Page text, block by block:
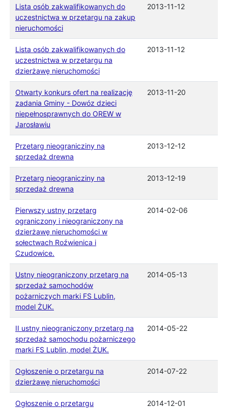
Lista osób zakwalifikowanych do
uczestnictwa w przetargu na zakup
nieruchomości
2013-11-12
Lista osób zakwalifikowanych do
uczestnictwa w przetargu na
dzierżawę nieruchomości
2013-11-12
Otwarty konkurs ofert na realizację
zadania Gminy - Dowóz dzieci
niepełnosprawnych do OREW w
Jarosławiu
2013-11-20
Przetarg nieogranicziny na
sprzedaż drewna
2013-12-12
Przetarg nieogranicziny na
sprzedaż drewna
2013-12-19
Pierwszy ustny przetarg
ograniczony i nieograniczony na
dzierżawę nieruchomości w
sołectwach Roźwienica i
Czudowice.
2014-02-06
Ustny nieograniczony przetarg na
sprzedaż samochodów
pożarniczych marki FS Lublin,
model ŻUK.
2014-05-13
II ustny nieograniczony przetarg na
sprzedaż samochodu pożarniczego
marki FS Lublin, model ŻUK.
2014-05-22
Ogłoszenie o przetargu na
dzierżawę nieruchomości
2014-07-22
Ogłoszenie o przetargu
2014-12-01